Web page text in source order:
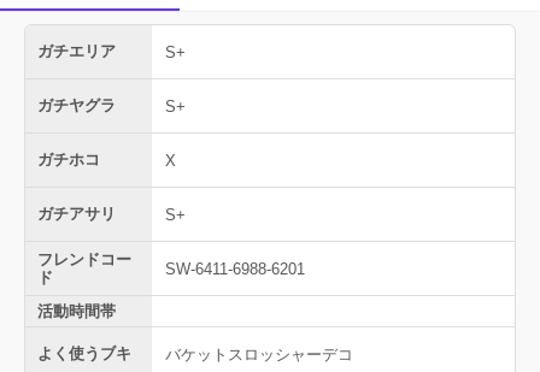
ガチエリア S+
ガチヤグラ S+
ガチホコ X
ガチアサリ S+
フレンドコー
ド
SW-6411-6988-6201
活動時間帯
よく使うブキ バケットスロッシャーデコ